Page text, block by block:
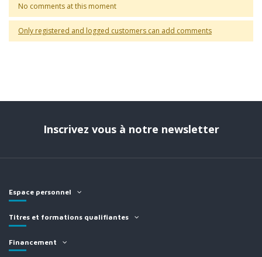
No comments at this moment
Only registered and logged customers can add comments
Inscrivez vous à notre newsletter
Espace personnel
Titres et formations qualifiantes
Financement